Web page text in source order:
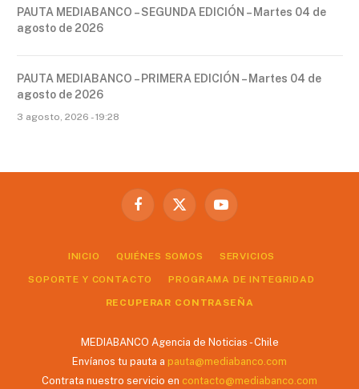
PAUTA MEDIABANCO – SEGUNDA EDICIÓN – Martes 04 de
agosto de 2026
PAUTA MEDIABANCO – PRIMERA EDICIÓN – Martes 04 de
agosto de 2026
3 agosto, 2026 - 19:28
Facebook
X
YouTube
INICIO QUIÉNES SOMOS SERVICIOS
SOPORTE Y CONTACTO PROGRAMA DE INTEGRIDAD
RECUPERAR CONTRASEÑA
MEDIABANCO Agencia de Noticias - Chile
Envíanos tu pauta a pauta@mediabanco.com
Contrata nuestro servicio en contacto@mediabanco.com